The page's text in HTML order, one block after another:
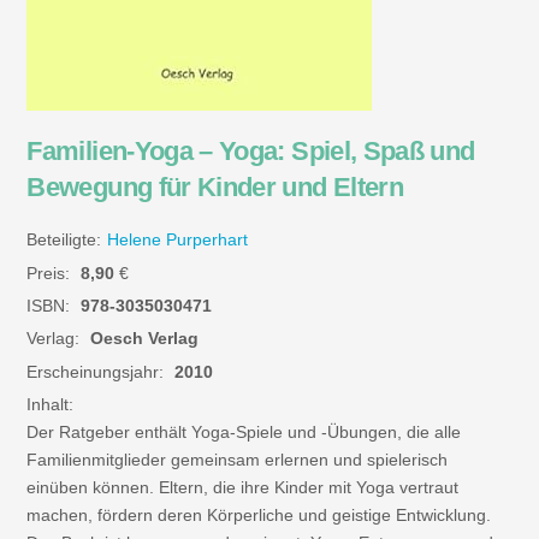
Familien-Yoga – Yoga: Spiel, Spaß und
Bewegung für Kinder und Eltern
Beteiligte: Helene Purperhart
Preis:
8,90 €
ISBN:
978-3035030471
Verlag:
Oesch Verlag
Erscheinungsjahr:
2010
Inhalt:
Der Ratgeber enthält Yoga-Spiele und -Übungen, die alle
Familienmitglieder gemeinsam erlernen und spielerisch
einüben können. Eltern, die ihre Kinder mit Yoga vertraut
machen, fördern deren Körperliche und geistige Entwicklung.